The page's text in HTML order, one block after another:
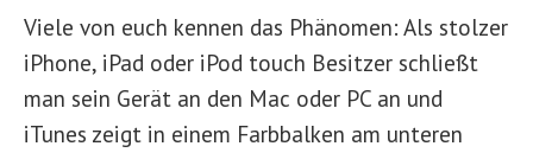
Viele von euch kennen das Phänomen: Als stolzer
iPhone, iPad oder iPod touch Besitzer schließt
man sein Gerät an den Mac oder PC an und
iTunes zeigt in einem Farbbalken am unteren